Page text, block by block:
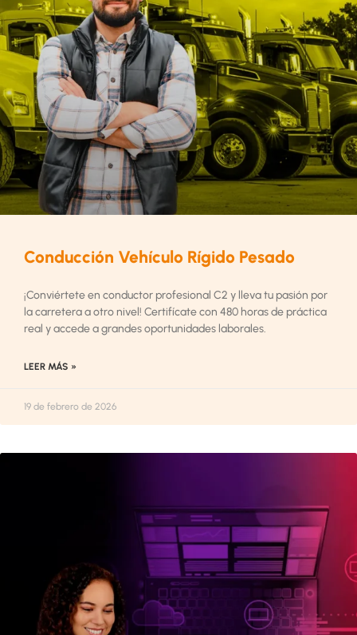
Conducción Vehículo Rígido Pesado
¡Conviértete en conductor profesional C2 y lleva tu pasión por
la carretera a otro nivel! Certifícate con 480 horas de práctica
real y accede a grandes oportunidades laborales.
LEER MÁS »
19 de febrero de 2026